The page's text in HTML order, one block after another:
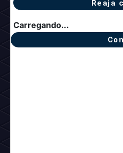
Reaja
Carregando...